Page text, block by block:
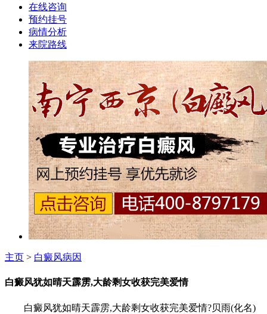
在线咨询
预约挂号
病情分析
来院路线
主页 > 白癜风病因
白癜风犹如晴天霹雳,大龄剩女收获完美爱情
白癜风犹如晴天霹雳,大龄剩女收获完美爱情?贝雨(化名)